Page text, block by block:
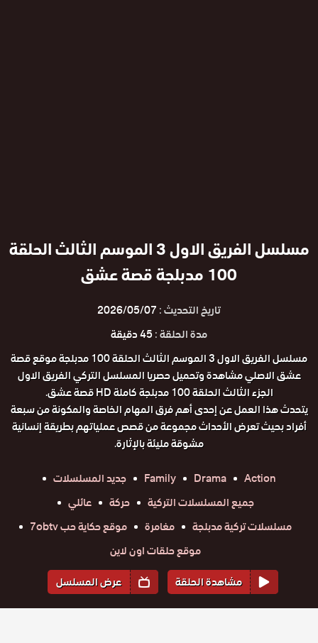
مسلسل الفريق الاول 3 الموسم الثالث الحلقة
100 مدبلجة قصة عشق
تاريخ التحديث :2026/05/07
مدة الحلقة :45 دقيقة
مسلسل الفريق الاول 3 الموسم الثالث الحلقة 100 مدبلجة موقع قصة
عشق الاصلي مشاهدة وتحميل حصريا المسلسل التركي الفريق الاول
الجزء الثالث الحلقة 100 مدبلجة كاملة HD قصة عشق.
يتحدث هذا العمل عن إحدى أهم فرق المهام الخاصة والمكونة من سبعة
أفراد بحيث تعرض الأحداث مجموعة من قصص عملياتهم بطريقة إنسانية
مشوقة مليئة بالإثارة.
Action
Drama
Family
جديد المسلسلات
جميع المسلسلات التركية
حركة
عائلي
مسلسلات تركية مدبلجة
مغامرة
موقع حكاية حب 7obtv
موقع حلقات اون لاين
مشاهدة الحلقة
عرض المسلسل